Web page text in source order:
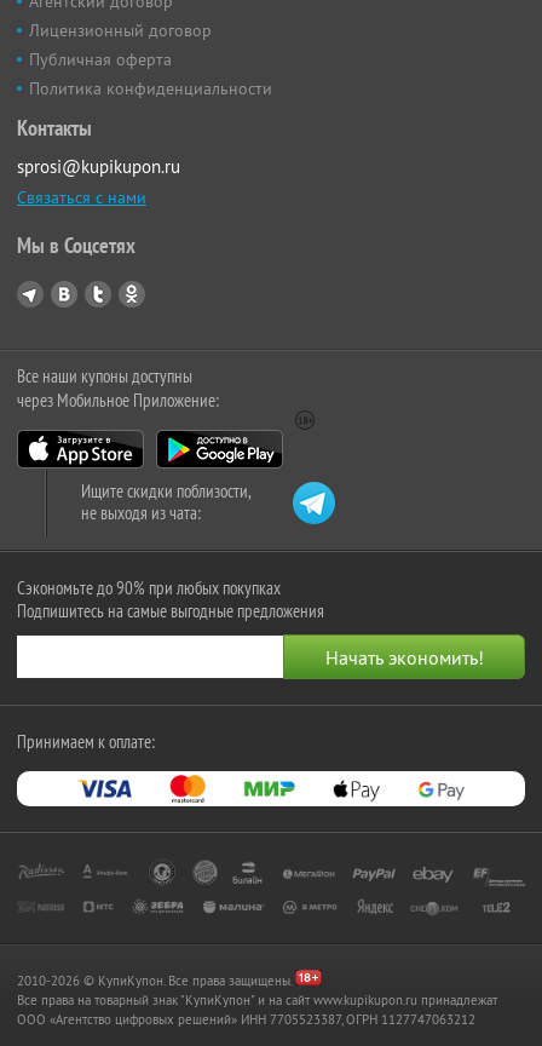
Лицензионный договор
Публичная оферта
Политика конфиденциальности
Контакты
sprosi@kupikupon.ru
Связаться с нами
Мы в Соцсетях
Все наши купоны доступны
через Мобильное Приложение:
Ищите скидки поблизости,
не выходя из чата:
Сэкономьте до 90% при любых покупках
Подпишитесь на самые выгодные предложения
Принимаем к оплате:
2010-2026 © КупиКупон. Все права защищены.
Все права на товарный знак "КупиКупон" и на сайт www.kupikupon.ru принадлежат
OOO «Агентство цифровых решений» ИНН 7705523387, ОГРН 1127747063212